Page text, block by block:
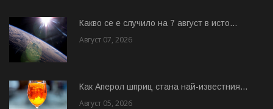
Какво се е случило на 7 август в исто...
Август 07, 2026
Как Аперол шприц стана най-известния...
Август 05, 2026